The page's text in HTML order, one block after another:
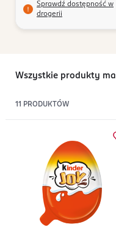
Sprawdź dostępność w
drogerii
Wszystkie produkty
11 PRODUKTÓW